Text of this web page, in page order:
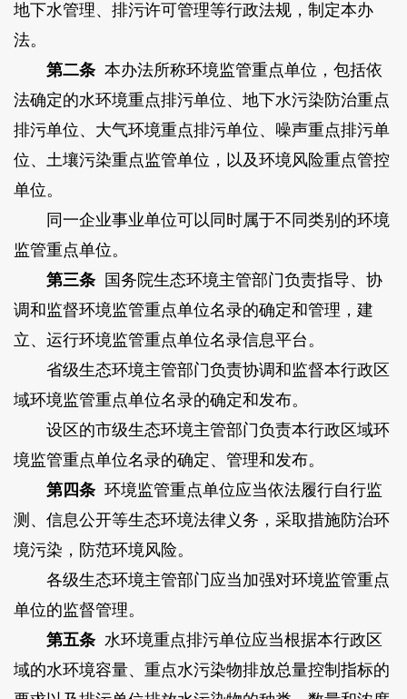
地下水管理、排污许可管理等行政法规，制定本办
法。
第二条本办法所称环境监管重点单位，包括依
法确定的水环境重点排污单位、地下水污染防治重点
排污单位、大气环境重点排污单位、噪声重点排污单
位、土壤污染重点监管单位，以及环境风险重点管控
单位。
同一企业事业单位可以同时属于不同类别的环境
监管重点单位。
第三条国务院生态环境主管部门负责指导、协
调和监督环境监管重点单位名录的确定和管理，建
立、运行环境监管重点单位名录信息平台。
省级生态环境主管部门负责协调和监督本行政区
域环境监管重点单位名录的确定和发布。
设区的市级生态环境主管部门负责本行政区域环
境监管重点单位名录的确定、管理和发布。
第四条环境监管重点单位应当依法履行自行监
测、信息公开等生态环境法律义务，采取措施防治环
境污染，防范环境风险。
各级生态环境主管部门应当加强对环境监管重点
单位的监督管理。
第五条水环境重点排污单位应当根据本行政区
域的水环境容量、重点水污染物排放总量控制指标的